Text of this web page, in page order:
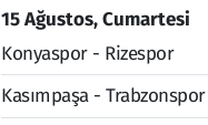
15 Ağustos, Cumartesi
Konyaspor - Rizespor
Kasımpaşa - Trabzonspor